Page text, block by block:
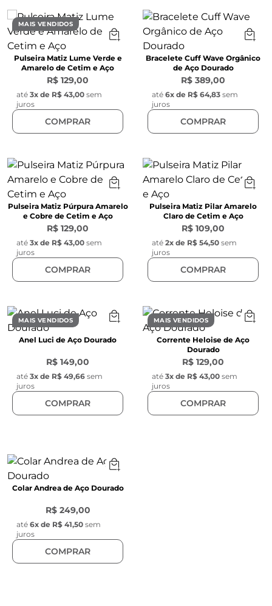
MAIS VENDIDOS
Pulseira Matiz Lume Verde e
Amarelo de Cetim e Aço
R$ 129,00
até 3x de R$ 43,00 sem
juros
COMPRAR
Bracelete Cuff Wave Orgânico
de Aço Dourado
R$ 389,00
até 6x de R$ 64,83 sem
juros
COMPRAR
Pulseira Matiz Púrpura Amarelo
e Cobre de Cetim e Aço
R$ 129,00
até 3x de R$ 43,00 sem
juros
COMPRAR
Pulseira Matiz Pilar Amarelo
Claro de Cetim e Aço
R$ 109,00
até 2x de R$ 54,50 sem
juros
COMPRAR
MAIS VENDIDOS
Anel Luci de Aço Dourado
R$ 149,00
até 3x de R$ 49,66 sem
juros
COMPRAR
MAIS VENDIDOS
Corrente Heloise de Aço
Dourado
R$ 129,00
até 3x de R$ 43,00 sem
juros
COMPRAR
Colar Andrea de Aço Dourado
R$ 249,00
até 6x de R$ 41,50 sem
juros
COMPRAR